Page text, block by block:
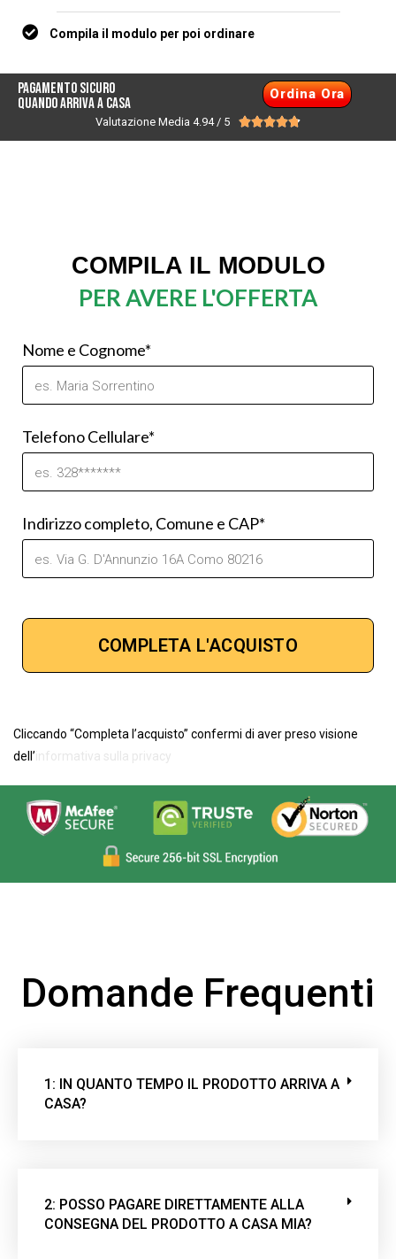
Compila il modulo per poi ordinare
Pagamento Sicuro
quando arriva a casa
Ordina Ora
Valutazione Media 4.94 / 5 
COMPILA IL MODULO
PER AVERE L'OFFERTA
Nome e Cognome*
Telefono Cellulare*
Indirizzo completo, Comune e CAP*
Cliccando “Completa l’acquisto” confermi di aver preso visione
dell’informativa sulla privacy
Domande Frequenti
1: IN QUANTO TEMPO IL PRODOTTO ARRIVA A
CASA?
2: POSSO PAGARE DIRETTAMENTE ALLA
CONSEGNA DEL PRODOTTO A CASA MIA?